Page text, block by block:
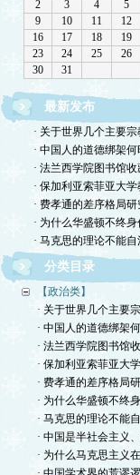
最新发布
· 关于世界几个主要
· 中国人的道德绑架何
· 法兰西学院图书馆
· 保加利亚索菲亚大
· 费孝通的差序格局
· 为什么华盛顿不终
· 马克思的理论不能
分类目录
【政治类】
· 关于世界几个主要
· 中国人的道德绑架
· 法兰西学院图书馆
· 保加利亚索菲亚大
· 费孝通的差序格局
· 为什么华盛顿不终
· 马克思的理论不能
· 中国是半社会主义
· 为什么马克思主义